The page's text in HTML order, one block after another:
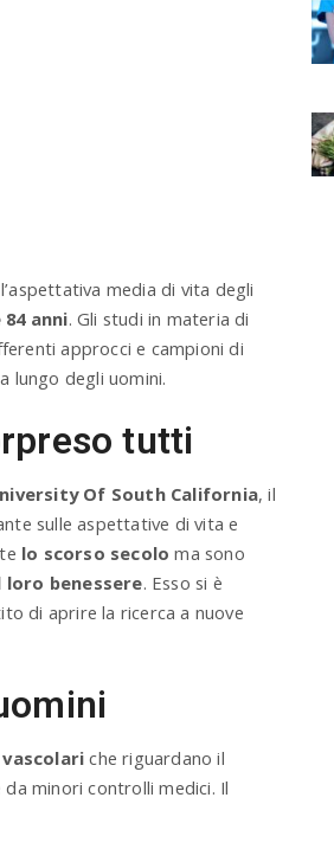
media di vita degli
anni. Gli studi in materia di
approcci e campioni di
lungo degli uomini.
tutti
Of South California, il
sulle aspettative di vita e
lo scorso secolo ma sono
benessere. Esso si è
di aprire la ricerca a nuove
che riguardano il
minori controlli medici. Il